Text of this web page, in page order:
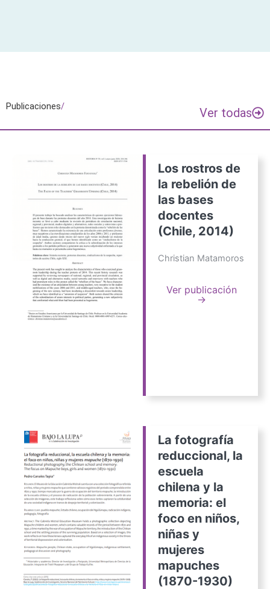
Publicaciones/ Ver todas
Los rostros de
la rebelión de
las bases
docentes
(Chile, 2014)
Christian Matamoros
Ver publicación
→
La fotografía
reduccional, la
escuela
chilena y la
memoria: el
foco en niños,
niñas y
mujeres
mapuches
(1870-1930)